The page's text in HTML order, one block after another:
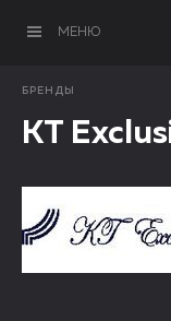
МЕНЮ
БРЕНДЫ
KT